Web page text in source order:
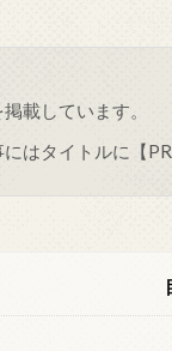
掲載しています。
はタイトルに【